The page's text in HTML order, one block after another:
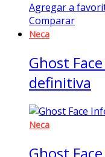
Agregar a
Comparar
Neca
Ghost
definitiva
Neca
Ghost